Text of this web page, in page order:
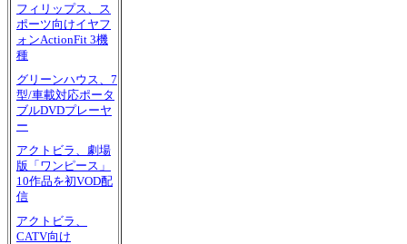
フィリップス、ス
ポーツ向けイヤフ
ォンActionFit 3機
種
グリーンハウス、7
型/車載対応ポータ
ブルDVDプレーヤ
ー
アクトビラ、劇場
版「ワンピース」
10作品を初VOD配
信
アクトビラ、
CATV向け